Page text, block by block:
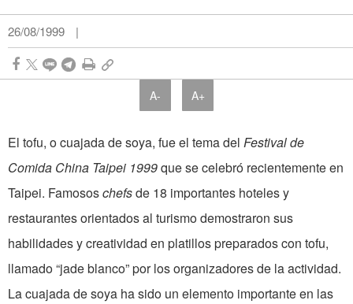
26/08/1999 |
A- A+
El tofu, o cuajada de soya, fue el tema del Festival de
Comida China Taipei 1999que se celebró recientemente en
Taipei. Famososchefsde 18 importantes hoteles y
restaurantes orientados al turismo demostraron sus
habilidades y creatividad en platillos preparados con tofu,
llamado “jade blanco” por los organizadores de la actividad.
La cuajada de soya ha sido un elemento importante en las